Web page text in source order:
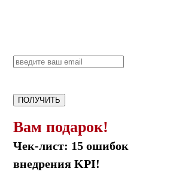
ПОЛУЧИТЬ
Вам подарок!
Чек-лист: 15 ошибок
внедрения KPI!